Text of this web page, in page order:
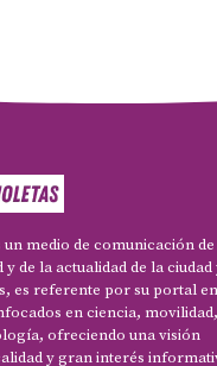
medio de comunicación
de la actualidad de la ciudad
es referente por su portal
en ciencia, movilidad,
ofreciendo una visión
y gran interés